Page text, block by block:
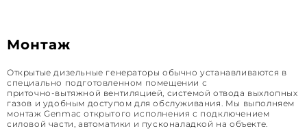
Монтаж
Открытые дизельные генераторы обычно устанавливаются в
специально подготовленном помещении с
приточно‑вытяжной вентиляцией, системой отвода выхлопных
газов и удобным доступом для обслуживания. Мы выполняем
монтаж Genmac открытого исполнения с подключением
силовой части, автоматики и пусконаладкой на объекте.